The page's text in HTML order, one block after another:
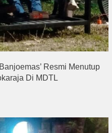
Resmi Menutup
Di MDTL